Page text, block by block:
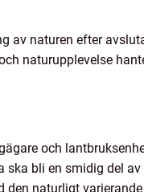
av naturen efter
naturupplevelse
och
ska bli en smidig del av
naturligt